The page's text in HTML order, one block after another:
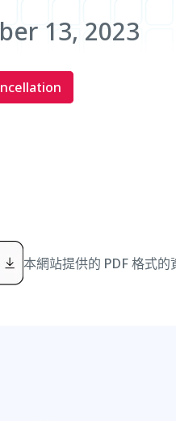
13, 2023
本網站提供的 PDF 格式